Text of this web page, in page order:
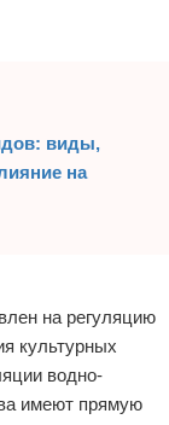
виды,
на
на регуляцию
культурных
водно-
имеют прямую